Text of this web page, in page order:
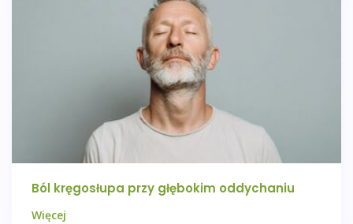
Ból kręgosłupa przy głębokim oddychaniu
Więcej